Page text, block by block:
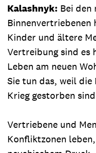
Kalashnyk: Bei den
Binnenvertriebenen
Kinder und ältere
Vertreibung sind es
Leben am neuen
Sie tun das, weil
Krieg gestorben
Vertriebene und
Konfliktzonen